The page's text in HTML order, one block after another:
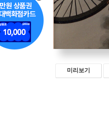
미리보기